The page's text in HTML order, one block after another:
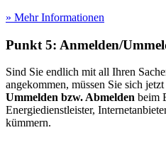
» Mehr Informationen
Punkt 5: Anmelden/
Sind Sie endlich mit all Ihren
angekommen, müssen Sie sich
Ummelden bzw. Abmelden beim
Energiedienstleister,
kümmern.